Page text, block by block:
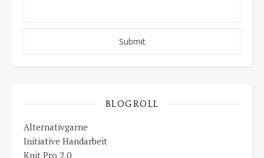
BLOGROLL
Alternativgarne
Initiative Handarbeit
Knit Pro 2.0